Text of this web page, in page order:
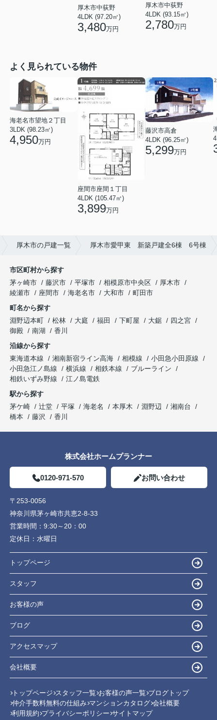
厚木市中荻野
4LDK (97.20㎡)
3,480万円
厚木市中荻野
4LDK (93.15㎡)
2,780万円
よく見られている物件
海老名市望地２丁目
3LDK (98.23㎡)
4,950万円
座間市座間１丁目
4LDK (105.47㎡)
3,899万円
藤沢市高倉
4LDK (96.25㎡)
5,299万円
厚木市の戸建一覧 厚木市愛甲東 新築戸建全6棟 6号棟
市区町村から探す
茅ヶ崎市
藤沢市 平塚市 相模原市中央区
厚木市
綾瀬市
座間市 海老名市 大和市
町田市
町名から探す
淵野辺本町
松林 大庭 福田 下町屋 大鋸
四之宮
御殿
南湖
香川
沿線から探す
東海道本線
湘南新宿ライン高海 相模線
小田急小田原線
小田急江ノ島線
横浜線 相鉄本線
ブルーライン
相鉄いずみ野線
江ノ島電鉄
駅から探す
茅ケ崎
辻堂 平塚 海老名 本厚木 淵野辺
湘南台
橋本
藤沢 香川
株式会社ホームプランナー
0120-971-570 お問い合わせ
〒253-0056
神奈川県茅ヶ崎市共恵2-8-33
営業時間： 9:30～20：00
定休日： 水曜日
トップページ
スタッフ
お客様の声
ブログ
アクセスマップ
会社概要
トップページ スタッフ一覧 お客様の声一覧 ブログトップ
仲介手数料無料の仕組み マンションカタログ 会社概要
利用規約 プライバシーポリシー サイトマップ